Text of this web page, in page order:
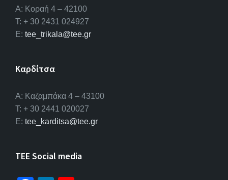
Α: Κοραή 4 – 42100
T: + 30 2431 024927
E: tee_trikala@tee.gr
Καρδίτσα
Α: Καζαμπάκα 4 – 43100
T: + 30 2441 020027
E: tee_karditsa@tee.gr
TEE Social media